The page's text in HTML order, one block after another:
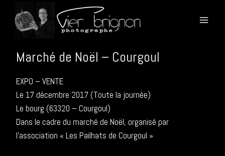
contenu
.
Marché de Noël – Courgoul
EXPO – VENTE
Le 17 décembre 2017 (Toute la journée)
Le bourg (63320 – Courgoul)
Dans le cadre du marché de Noël, organisé par
l’association « Les Pailhats de Courgoul »